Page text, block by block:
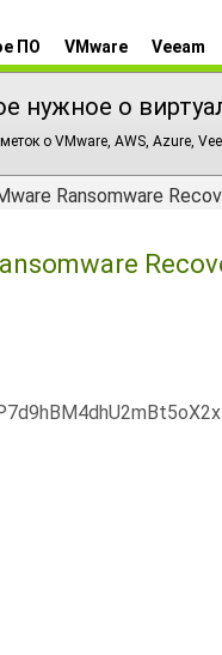
ПО VMware Veeam
нужное о
о VMware, AWS, Azure,
Ransomware